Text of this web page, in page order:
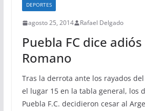
DEPORTES
agosto 25, 2014 Rafael Delgado
Puebla FC dice
Romano
Tras la derrota ante los rayados
el lugar 15 en la tabla general, los
Puebla F.C. decidieron cesar al